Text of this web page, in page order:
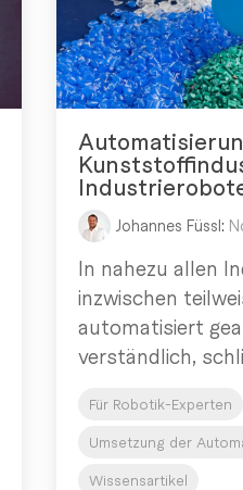
Johannes Füssl:
In nahezu allen
inzwischen
automatisiert
verständlich,
Für Robotik-Experten
Umsetzung der
Wissensartikel